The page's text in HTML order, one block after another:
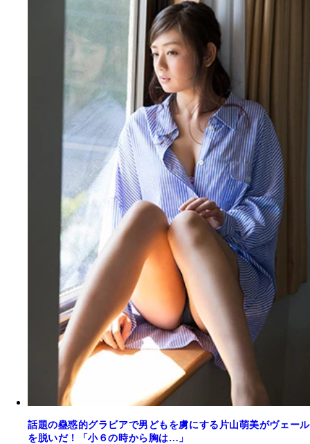
話題の蠱惑的グラビアで男どもを虜にする片山萌美がヴェール
を脱いだ！「小６の時から胸は…」